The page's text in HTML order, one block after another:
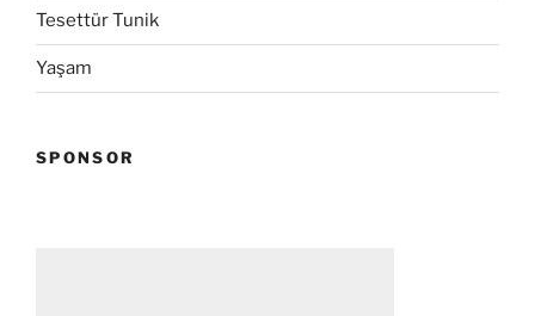
Tesettür Tunik
Yaşam
SPONSOR